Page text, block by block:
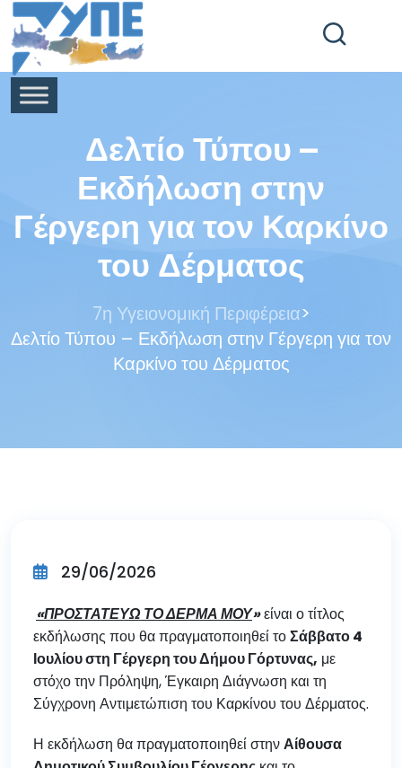
End Header Section -->
Δελτίο Τύπου –
Εκδήλωση στην
Γέργερη για τον Καρκίνο
του Δέρματος
7η Υγειονομική Περιφέρεια>
Δελτίο Τύπου – Εκδήλωση στην Γέργερη για τον
Καρκίνο του Δέρματος
29/06/2026
«ΠΡΟΣΤΑΤΕΥΩ ΤΟ ΔΕΡΜΑ ΜΟΥ»είναι ο τίτλος
εκδήλωσης που θα πραγματοποιηθεί τοΣάββατο 4
Ιουλίου στη Γέργερη του Δήμου Γόρτυνας, με
στόχο την Πρόληψη, Έγκαιρη Διάγνωση και τη
Σύγχρονη Αντιμετώπιση του Καρκίνου του Δέρματος.
Η εκδήλωση θα πραγματοποιηθεί στηνΑίθουσα